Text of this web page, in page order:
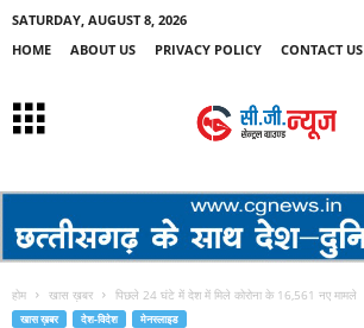
SATURDAY, AUGUST 8, 2026
HOME
ABOUT US PRIVACY POLICY CONTACT US
होम खास ख़बर पिछले 24 घंटे में देश में मिले कोरोना के 16,561 नए मामले
खास ख़बर देश-विदेश मेनस्लाइड